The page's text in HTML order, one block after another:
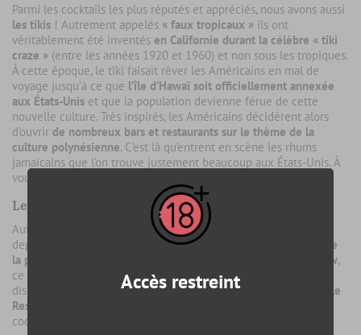
Parmi les cocktails les plus réputés et appréciés, nous avons aussi
les tikis ! Autrement appelés « faux tropicaux » ils ont
véritablement été inventés en Californie durant la célèbre « tiki
craze » (entre les années 1920 et 1960) et non sous les tropiques.
À cette époque, le tiki faisait rêver les Américains en mal de
voyage jusqu’à ce que l’île d’Hawaï soit officiellement annexée
aux États-Unis et que la population devienne férue de cette
nouvelle culture. Très inspirés, les Américains décidèrent alors
d’ouvrir de nombreux bars et restaurants sur le thème de la
culture polynésienne. C’est là qu’entrent en scène les rhums
jamaïcains que l’on trouve justement beaucoup aux États-Unis. À
vous les Mai Thai !
Le Appleton Estate
Autrefois référencé sous l’appellation « Appleton V/X », il a
depuis changé de nom et s’appelle « Signature Blend ».
Fruit de
la plus grande distillerie jamaïcaine du nom de Wray & Nephew,
ce rhum est rapidement devenu un incontournable. Si vous
disposez d’un budget important, choisissez plutôt d’opter pour
le
Reserve Blend ou le 12 ans d’âge
cocktails.
Accès restreint